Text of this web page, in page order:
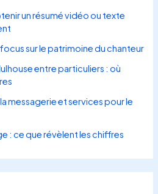
un résumé vidéo ou texte
sur le patrimoine du chanteur
entre particuliers : où
messagerie et services pour le
: ce que révèlent les chiffres